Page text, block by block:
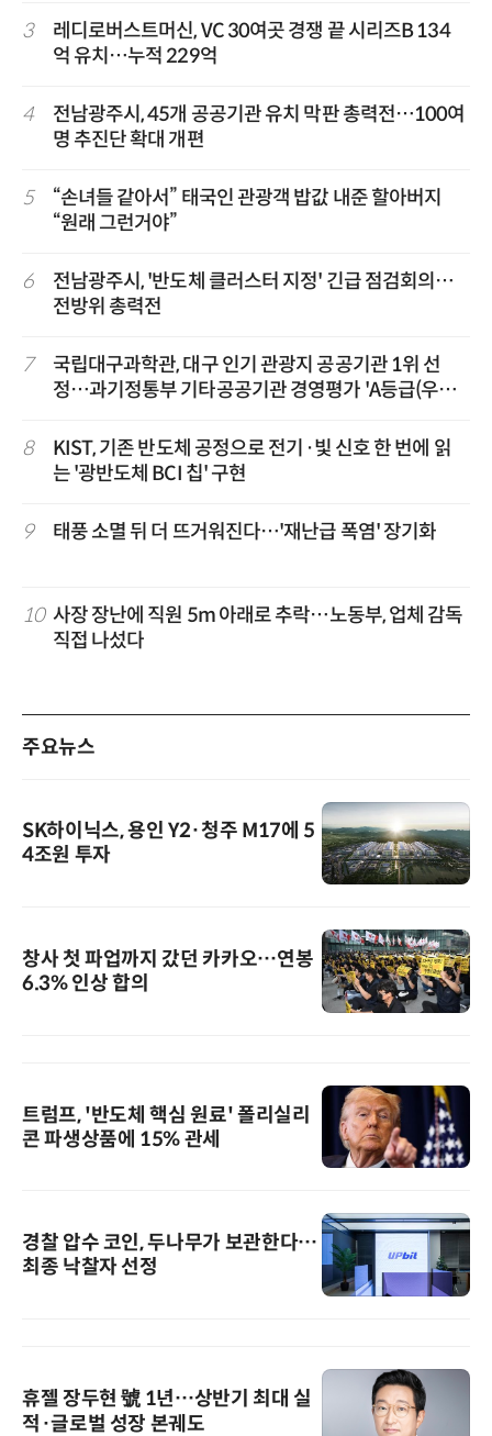
3
레디로버스트머신, VC 30여곳 경쟁 끝 시리즈B 134
억 유치…누적 229억
4
전남광주시, 45개 공공기관 유치 막판 총력전…100여
명 추진단 확대 개편
5
“손녀들 같아서” 태국인 관광객 밥값 내준 할아버지
“원래 그런거야”
6
전남광주시, '반도체 클러스터 지정' 긴급 점검회의…
전방위 총력전
7
국립대구과학관, 대구 인기 관광지 공공기관 1위 선
정…과기정통부 기타공공기관 경영평가 'A등급(우수)'
8
KIST, 기존 반도체 공정으로 전기·빛 신호 한 번에 읽
는 '광반도체 BCI 칩' 구현
9 태풍 소멸 뒤 더 뜨거워진다…'재난급 폭염' 장기화
10 사장 장난에 직원 5m 아래로 추락…노동부, 업체 감독
직접 나섰다
주요뉴스
SK하이닉스, 용인 Y2·청주 M17에 5
4조원 투자
창사 첫 파업까지 갔던 카카오…연봉
6.3% 인상 합의
트럼프, '반도체 핵심 원료' 폴리실리
콘 파생상품에 15% 관세
경찰 압수 코인, 두나무가 보관한다…
최종 낙찰자 선정
휴젤 장두현 號 1년…상반기 최대 실
적·글로벌 성장 본궤도